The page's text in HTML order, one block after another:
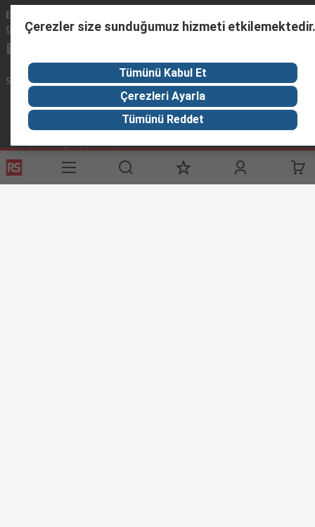
Email
gönderin
çalışacağız.
Sosyal Medyada Biz
Yardımcı Bağlantılar
Servisler
RS Hakkında
Çerezler size sunduğumuz hizmeti etkilemektedir.
Tümünü Kabul Et
Çerezleri Ayarla
Tümünü Reddet